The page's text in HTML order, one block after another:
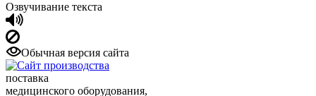
Озвучивание текста
Обычная версия сайта
поставка
медицинского оборудования,